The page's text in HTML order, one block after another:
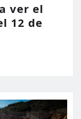
ver el
12 de